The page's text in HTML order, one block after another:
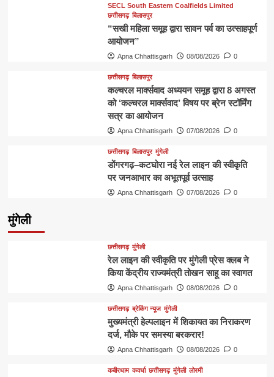
SECL South Eastern Coalfields Limited
छत्तीसगढ़ बिलासपुर
“सखी महिला समूह द्वारा सावन पर्व का उत्साहपूर्ण
आयोजन”
Apna Chhattisgarh 08/08/2026 0
छत्तीसगढ़ बिलासपुर
कल्चरल मार्क्सवाद अध्ययन समूह द्वारा 8 अगस्त
को ‘कल्चरल मार्क्सवाद’ विषय पर ब्रेन स्टॉर्मिंग
सत्र का आयोजन
Apna Chhattisgarh 07/08/2026 0
छत्तीसगढ़ बिलासपुर मुंगेली
डोंगरगढ़–कटघोरा नई रेल लाइन की स्वीकृति
पर जनआभार का अभूतपूर्व उत्साह
Apna Chhattisgarh 07/08/2026 0
मुंगेली
छत्तीसगढ़ मुंगेली
रेल लाइन की स्वीकृति पर मुंगेली प्रेस क्लब ने
किया केंद्रीय राज्यमंत्री तोखन साहू का स्वागत
Apna Chhattisgarh 08/08/2026 0
छत्तीसगढ़ ब्रेकिंग न्यूज मुंगेली
मुख्यमंत्री हेल्पलाइन में शिकायत का निराकरण
दर्ज, मौके पर समस्या बरकरार!
Apna Chhattisgarh 08/08/2026 0
कबीरधाम कवर्धा छत्तीसगढ़ मुंगेली लोरमी